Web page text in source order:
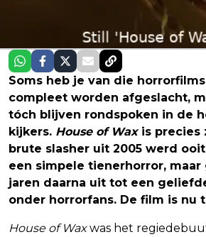
Soms heb je van die
compleet worden afgeslacht,
tóch blijven rondspoken in de
kijkers. House of Waxis precies
brute slasher uit 2005 werd
een simpele tienerhorror,
jaren daarna uit tot een
onder horrorfans. De film is nu
House of Waxwas het